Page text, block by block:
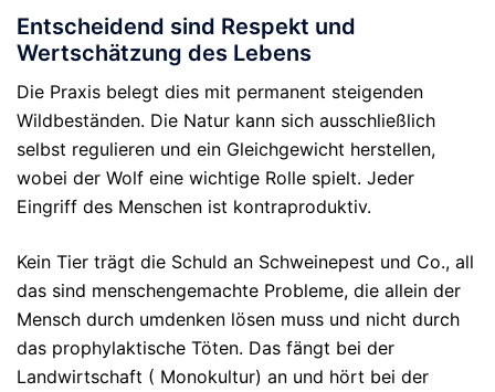
Entscheidend sind Respekt und
Wertschätzung des Lebens
Die Praxis belegt dies mit permanent steigenden
Wildbeständen. Die Natur kann sich ausschließlich
selbst regulieren und ein Gleichgewicht herstellen,
wobei der Wolf eine wichtige Rolle spielt. Jeder
Eingriff des Menschen ist kontraproduktiv.
Kein Tier trägt die Schuld an Schweinepest und Co., all
das sind menschengemachte Probleme, die allein der
Mensch durch umdenken lösen muss und nicht durch
das prophylaktische Töten. Das fängt bei der
Landwirtschaft ( Monokultur) an und hört bei der